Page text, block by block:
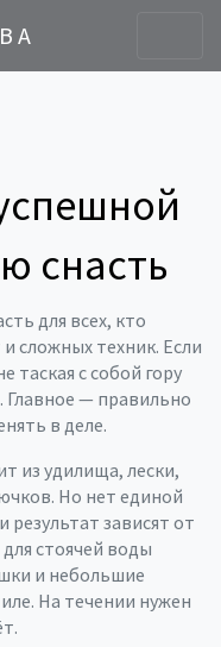
снасть
для всех, кто
сложных техник. Если
таская с собой гору
— правильно
в деле.
из удилища, лески,
Но нет единой
зависят от
стоячей воды
и небольшие
На течении нужен